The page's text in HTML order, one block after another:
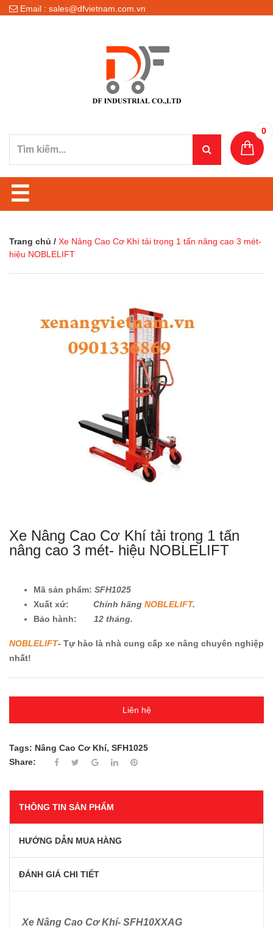
Email : sales@dfvietnam.com.vn
0
☰
Trang chủ / Xe Nâng Cao Cơ Khí tải trọng 1 tấn nâng cao 3 mét-
hiệu NOBLELIFT
Xe Nâng Cao Cơ Khí tải trọng 1 tấn
nâng cao 3 mét- hiệu NOBLELIFT
Mã sản phẩm: SFH1025
Xuất xứ: Chính hãng NOBLELIFT.
Bảo hành:
12 tháng.
NOBLELIFT- Tự hào là nhà cung cấp xe nâng chuyên nghiệp
nhất!
Liên hệ
Tags: Nâng Cao Cơ Khí, SFH1025
Share:
THÔNG TIN SẢN PHẨM
HƯỚNG DẪN MUA HÀNG
ĐÁNH GIÁ CHI TIẾT
Xe Nâng Cao Cơ Khí- SFH10XXAG